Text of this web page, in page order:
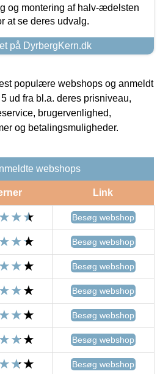
og montering af halv-ædelsten
at se deres udvalg.
på DyrbergKern.dk
populære webshops og anmeldt
ud fra bl.a. deres prisniveau,
brugervenlighed,
og betalingsmuligheder.
webshops
Link
Besøg webshop
Besøg webshop
Besøg webshop
Besøg webshop
Besøg webshop
Besøg webshop
Besøg webshop